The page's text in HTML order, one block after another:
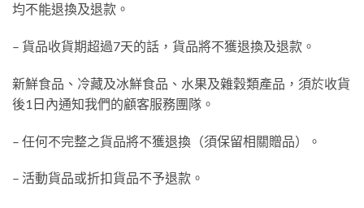
均不能退換及退款。
– 貨品收貨期超過7天的話，貨品將不獲退換及退款。
新鮮食品、冷藏及冰鮮食品、水果及雜穀類產品，須於收貨
後1日內通知我們的顧客服務團隊。
– 任何不完整之貨品將不獲退換（須保留相關贈品）。
– 活動貨品或折扣貨品不予退款。